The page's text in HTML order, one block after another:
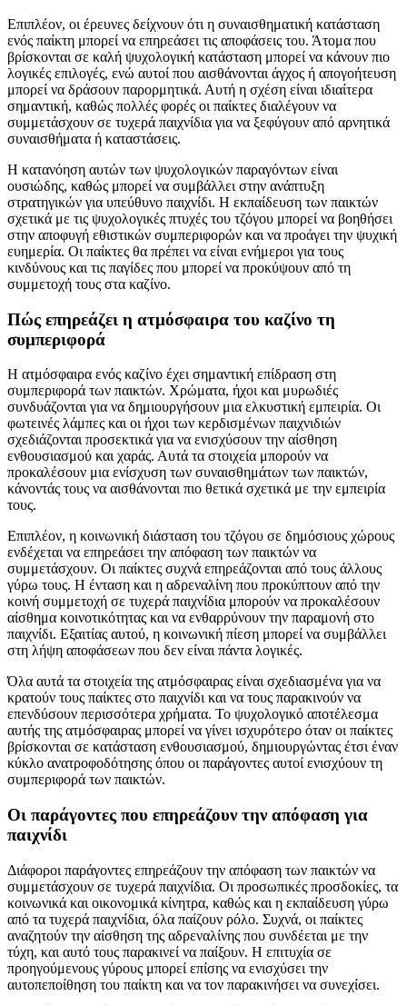
Επιπλέον, οι έρευνες δείχνουν ότι η συναισθηματική κατάσταση
ενός παίκτη μπορεί να επηρεάσει τις αποφάσεις του. Άτομα που
βρίσκονται σε καλή ψυχολογική κατάσταση μπορεί να κάνουν πιο
λογικές επιλογές, ενώ αυτοί που αισθάνονται άγχος ή απογοήτευση
μπορεί να δράσουν παρορμητικά. Αυτή η σχέση είναι ιδιαίτερα
σημαντική, καθώς πολλές φορές οι παίκτες διαλέγουν να
συμμετάσχουν σε τυχερά παιχνίδια για να ξεφύγουν από αρνητικά
συναισθήματα ή καταστάσεις.
Η κατανόηση αυτών των ψυχολογικών παραγόντων είναι
ουσιώδης, καθώς μπορεί να συμβάλλει στην ανάπτυξη
στρατηγικών για υπεύθυνο παιχνίδι. Η εκπαίδευση των παικτών
σχετικά με τις ψυχολογικές πτυχές του τζόγου μπορεί να βοηθήσει
στην αποφυγή εθιστικών συμπεριφορών και να προάγει την ψυχική
ευημερία. Οι παίκτες θα πρέπει να είναι ενήμεροι για τους
κινδύνους και τις παγίδες που μπορεί να προκύψουν από τη
συμμετοχή τους στα καζίνο.
Πώς επηρεάζει η ατμόσφαιρα του καζίνο τη
συμπεριφορά
Η ατμόσφαιρα ενός καζίνο έχει σημαντική επίδραση στη
συμπεριφορά των παικτών. Χρώματα, ήχοι και μυρωδιές
συνδυάζονται για να δημιουργήσουν μια ελκυστική εμπειρία. Οι
φωτεινές λάμπες και οι ήχοι των κερδισμένων παιχνιδιών
σχεδιάζονται προσεκτικά για να ενισχύσουν την αίσθηση
ενθουσιασμού και χαράς. Αυτά τα στοιχεία μπορούν να
προκαλέσουν μια ενίσχυση των συναισθημάτων των παικτών,
κάνοντάς τους να αισθάνονται πιο θετικά σχετικά με την εμπειρία
τους.
Επιπλέον, η κοινωνική διάσταση του τζόγου σε δημόσιους χώρους
ενδέχεται να επηρεάσει την απόφαση των παικτών να
συμμετάσχουν. Οι παίκτες συχνά επηρεάζονται από τους άλλους
γύρω τους. Η ένταση και η αδρεναλίνη που προκύπτουν από την
κοινή συμμετοχή σε τυχερά παιχνίδια μπορούν να προκαλέσουν
αίσθημα κοινοτικότητας και να ενθαρρύνουν την παραμονή στο
παιχνίδι. Εξαιτίας αυτού, η κοινωνική πίεση μπορεί να συμβάλλει
στη λήψη αποφάσεων που δεν είναι πάντα λογικές.
Όλα αυτά τα στοιχεία της ατμόσφαιρας είναι σχεδιασμένα για να
κρατούν τους παίκτες στο παιχνίδι και να τους παρακινούν να
επενδύσουν περισσότερα χρήματα. Το ψυχολογικό αποτέλεσμα
αυτής της ατμόσφαιρας μπορεί να γίνει ισχυρότερο όταν οι παίκτες
βρίσκονται σε κατάσταση ενθουσιασμού, δημιουργώντας έτσι έναν
κύκλο ανατροφοδότησης όπου οι παράγοντες αυτοί ενισχύουν τη
συμπεριφορά των παικτών.
Οι παράγοντες που επηρεάζουν την απόφαση για
παιχνίδι
Διάφοροι παράγοντες επηρεάζουν την απόφαση των παικτών να
συμμετάσχουν σε τυχερά παιχνίδια. Οι προσωπικές προσδοκίες, τα
κοινωνικά και οικονομικά κίνητρα, καθώς και η εκπαίδευση γύρω
από τα τυχερά παιχνίδια, όλα παίζουν ρόλο. Συχνά, οι παίκτες
αναζητούν την αίσθηση της αδρεναλίνης που συνδέεται με την
τύχη, και αυτό τους παρακινεί να παίξουν. Η επιτυχία σε
προηγούμενους γύρους μπορεί επίσης να ενισχύσει την
αυτοπεποίθηση του παίκτη και να τον παρακινήσει να συνεχίσει.